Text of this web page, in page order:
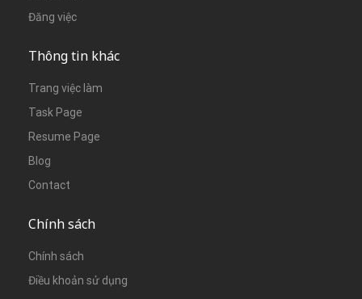
Đăng việc
Thông tin khác
Trang việc làm
Task Page
Resume Page
Blog
Contact
Chính sách
Chính sách
Điều khoản sử dụng